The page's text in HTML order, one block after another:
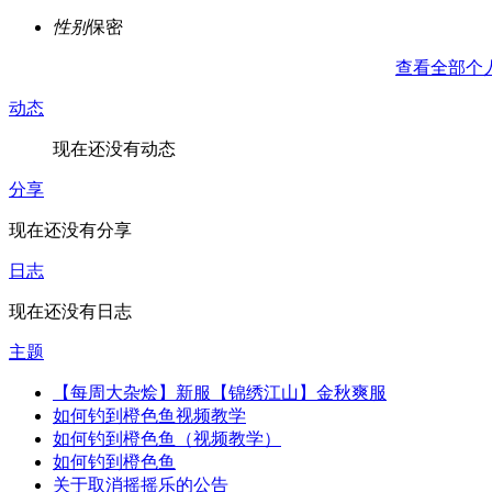
性别保密
查看全部个
动态
现在还没有动态
分享
现在还没有分享
日志
现在还没有日志
主题
【每周大杂烩】新服【锦绣江山】金秋爽服
如何钓到橙色鱼视频教学
如何钓到橙色鱼（视频教学）
如何钓到橙色鱼
关于取消摇摇乐的公告